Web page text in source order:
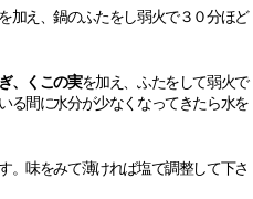
加え、鍋のふたをし弱火で３０分ほど
、くこの実を加え、ふたをして弱火で
る間に水分が少なくなってきたら水を
。味をみて薄ければ塩で調整して下さ